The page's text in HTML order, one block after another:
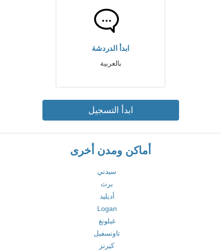
ابدأ الدردشة
بالعربية
ابدأ التسجيل
أماكن ومدن أخرى
سيدني
برث
أديليد
Logan
غيلونغ
تاونسفيل
كيرنز